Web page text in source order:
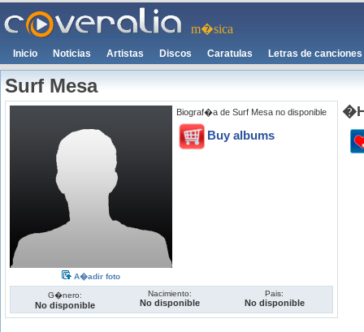
m�sica
Inicio Noticias Artistas Discos Caratulas Letras de canciones
Surf Mesa
A�adir foto
Biograf�a de Surf Mesa no disponible
Buy albums
G�nero:
No disponible
Nacimiento:
No disponible
Pais:
No disponible